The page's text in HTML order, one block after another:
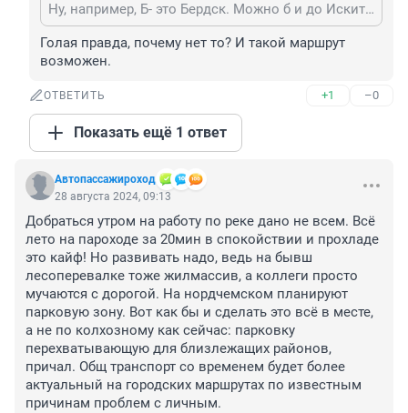
Ну, например, Б- это Бердск. Можно б и до Искитима, до Обского залива, но не знаю, возможно ли это технически. Но люди были бы счастливы. Я бы с этого маршрута не вылазила бы )))
Голая правда, почему нет то? И такой маршрут
возможен.
ОТВЕТИТЬ +1 –0
Показать ещё 1 ответ
Автопассажироход
28 августа 2024, 09:13
Добраться утром на работу по реке дано не всем. Всё
лето на пароходе за 20мин в спокойствии и прохладе
это кайф! Но развивать надо, ведь на бывш
лесоперевалке тоже жилмассив, а коллеги просто
мучаются с дорогой. На нордчемском планируют
парковую зону. Вот как бы и сделать это всё в месте,
а не по колхозному как сейчас: парковку
перехватывающую для близлежащих районов,
причал. Общ транспорт со временем будет более
актуальный на городских маршрутах по известным
причинам проблем с личным.